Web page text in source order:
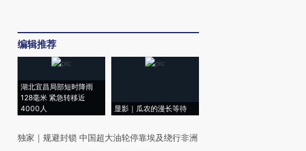
编辑推荐
湖北宜昌局部短时降雨
128毫米 紧急转移近
4000人
显影｜瓜农的漫长等待
独家 ｜ 规避封锁 中国超大油轮停靠埃及绕行非洲